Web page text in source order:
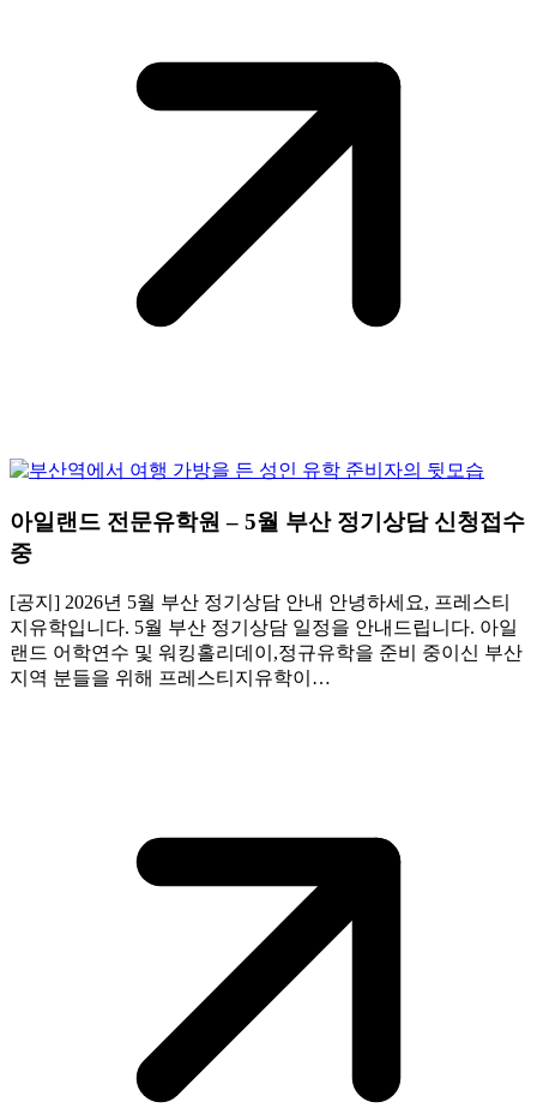
아일랜드 전문유학원 – 5월 부산 정기상담 신청접수
중
[공지] 2026년 5월 부산 정기상담 안내 안녕하세요, 프레스티
지유학입니다. 5월 부산 정기상담 일정을 안내드립니다. 아일
랜드 어학연수 및 워킹홀리데이,정규유학을 준비 중이신 부산
지역 분들을 위해 프레스티지유학이…